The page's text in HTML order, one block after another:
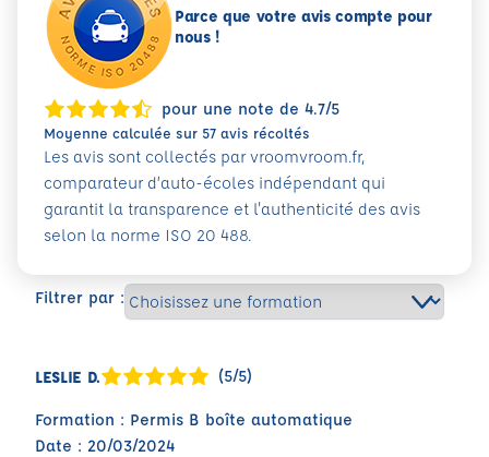
Filtrer par :
LESLIE D. (5/5)
Formation : Permis B boîte automatique
Date : 20/03/2024
Parce que votre avis compte pour
nous !
pour une note de 4.7/5
Moyenne calculée sur 57 avis récoltés
Les avis sont collectés par vroomvroom.fr,
comparateur d’auto-écoles indépendant qui
garantit la transparence et l'authenticité des avis
selon la norme ISO 20 488.